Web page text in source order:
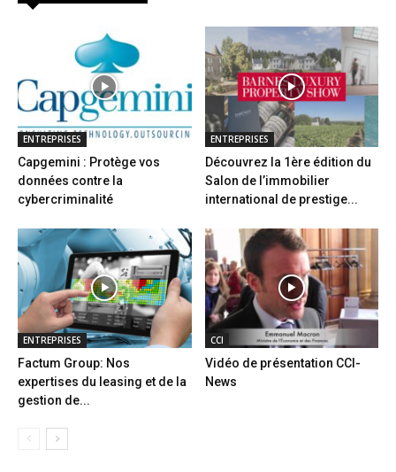
ENTREPRISES
Capgemini : Protège vos
données contre la
cybercriminalité
ENTREPRISES
Découvrez la 1ère édition du
Salon de l’immobilier
international de prestige...
ENTREPRISES
Factum Group: Nos
expertises du leasing et de la
gestion de...
CCI
Vidéo de présentation CCI-
News